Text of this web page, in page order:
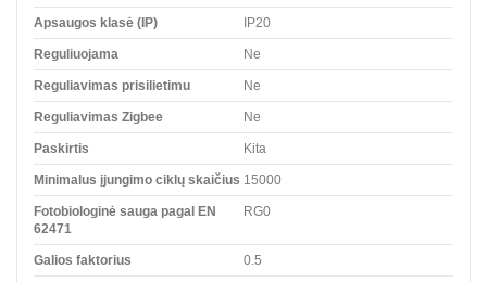
Apsaugos klasė (IP) IP20
Reguliuojama Ne
Reguliavimas prisilietimu Ne
Reguliavimas Zigbee Ne
Paskirtis Kita
Minimalus įjungimo ciklų skaičius 15000
Fotobiologinė sauga pagal EN
62471
RG0
Galios faktorius 0.5